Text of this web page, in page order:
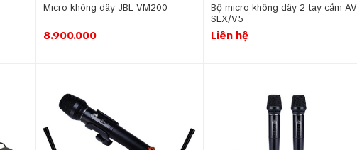
Micro không dây JBL VM200
8.900.000
Bộ micro không dây 2 tay cầm AV
SLX/V5
Liên hệ